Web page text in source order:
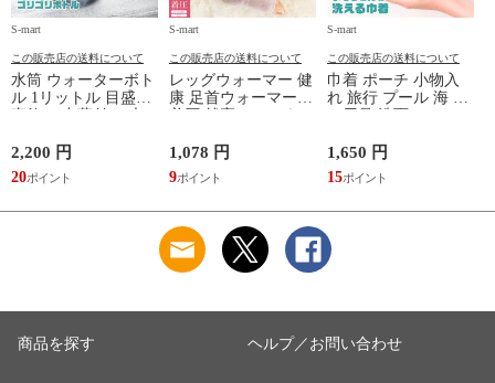
S-mart
この販売店の送料について
水筒 ウォーターボト
ル 1リットル 目盛り
マイボトル 動物 ア
ニマル ゴリラ ごリ
ラックス ゴリゴリボ
2,200 円
20
S-mart
この販売店の送料について
レッグウォーマー 健
康 足首ウォーマー
ふんわり 足湯のよう
なぽかぽかナイトウ
ォーマー inf-26
1,078 円
9
S-mart
この販売店の送料について
巾着 ポーチ 小物入
れ 旅行 プール 海 バ
サウナ ごリラックス
まもるさんの洗える
巾着 ブラック 黒
1,650 円
15
商品を探す ヘルプ／お問い合わせ